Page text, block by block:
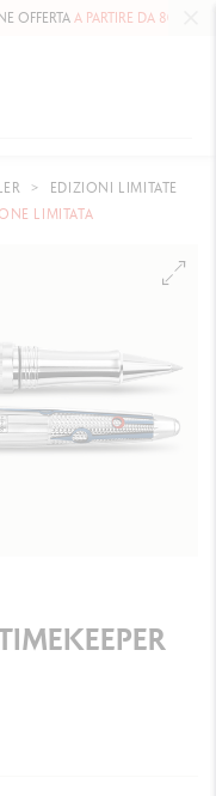
A PARTIRE DA 80 CHF.
EDIZIONI LIMITATE
LIMITATA